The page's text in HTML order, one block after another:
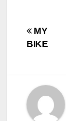
文
覽
MY
BIKE